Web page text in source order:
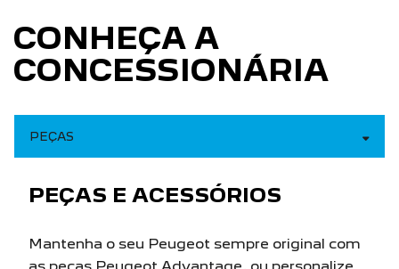
CONHEÇA A
CONCESSIONÁRIA
PEÇAS
PEÇAS E ACESSÓRIOS
Mantenha o seu Peugeot sempre original com